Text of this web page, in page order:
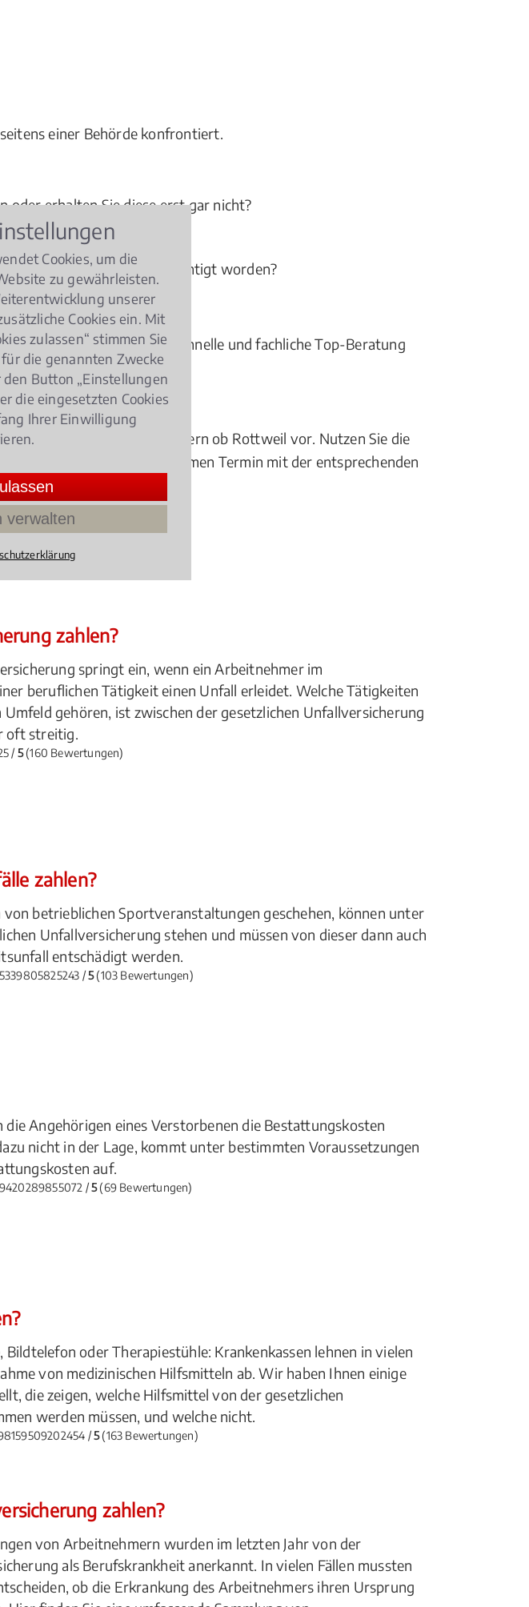
einer Behörde konfrontiert.
oder erhalten Sie diese erst gar nicht?
nicht berücksichtigt worden?
werden soll?
sollten. Konkrete, schnelle und fachliche Top-Beratung
Beratungsleistung.
in Zimmern ob Rottweil vor. Nutzen Sie die
kurzfristig einen gemeinsamen Termin mit der entsprechenden
können.
zahlen?
springt ein, wenn ein Arbeitnehmer im
beruflichen Tätigkeit einen Unfall erleidet. Welche Tätigkeiten
Umfeld gehören, ist zwischen der gesetzlichen Unfallversicherung
oft streitig.
/ 5(160 Bewertungen)
zahlen?
von betrieblichen Sportveranstaltungen geschehen, können unter
Unfallversicherung stehen und müssen von dieser dann auch
entschädigt werden.
/5(103 Bewertungen)
die Angehörigen eines Verstorbenen die Bestattungskosten
nicht in der Lage, kommt unter bestimmten Voraussetzungen
auf.
/5(69 Bewertungen)
Bildtelefon oder Therapiestühle: Krankenkassen lehnen in vielen
von medizinischen Hilfsmitteln ab. Wir haben Ihnen einige
die zeigen, welche Hilfsmittel von der gesetzlichen
werden müssen, und welche nicht.
/5(163 Bewertungen)
zahlen?
von Arbeitnehmern wurden im letzten Jahr von der
als Berufskrankheit anerkannt. In vielen Fällen mussten
ob die Erkrankung des Arbeitnehmers ihren Ursprung
Cookies, um die
zu gewährleisten.
unserer
Cookies ein. Mit
zulassen“ stimmen Sie
die genannten Zwecke
Button „Einstellungen
die eingesetzten Cookies
Ihrer Einwilligung
verwalten